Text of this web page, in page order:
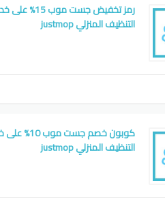
رمز تخفيض جست موب
التنظيف المنزلي justmop
كوبون خصم جست
التنظيف المنزلي justmop